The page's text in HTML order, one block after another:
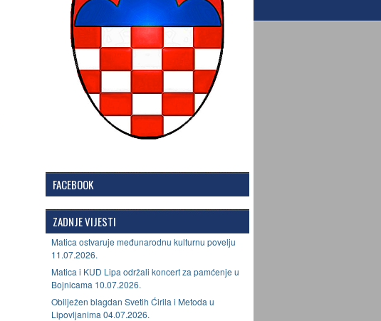
FACEBOOK
ZADNJE VIJESTI
Matica ostvaruje međunarodnu kulturnu povelju
11.07.2026.
Matica i KUD Lipa održali koncert za pamćenje u
Bojnicama 10.07.2026.
Obilježen blagdan Svetih Ćirila i Metoda u
Lipovljanima 04.07.2026.